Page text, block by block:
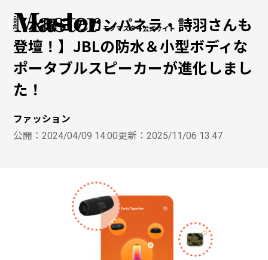
モノマスター公式サイト
【水曜日のカンパネラ・詩羽さんも
登壇！】JBLの防水＆小型ボディな
ポータブルスピーカーが進化しまし
た！
ファッション
公開：2024/04/09 14:00更新：2025/11/06 13:47